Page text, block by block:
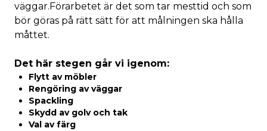
väggar.Förarbetet är det som tar mesttid och som
bör göras på rätt sätt för att målningen ska hålla
måttet.
Det här stegen går vi igenom:
Flytt av möbler
Rengöring av väggar
Spackling
Skydd av golv och tak
Val av färg